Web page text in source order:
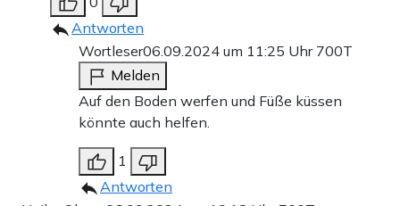
Antworten
Wortleser06.09.2024 um 11:25 Uhr 700T
Melden
Auf den Boden werfen und Füße küssen
könnte auch helfen.
1
Antworten